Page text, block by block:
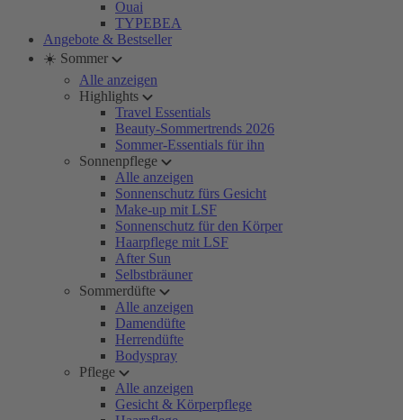
Ouai
TYPEBEA
Angebote & Bestseller
☀️ Sommer
Alle anzeigen
Highlights
Travel Essentials
Beauty-Sommertrends 2026
Sommer-Essentials für ihn
Sonnenpflege
Alle anzeigen
Sonnenschutz fürs Gesicht
Make-up mit LSF
Sonnenschutz für den Körper
Haarpflege mit LSF
After Sun
Selbstbräuner
Sommerdüfte
Alle anzeigen
Damendüfte
Herrendüfte
Bodyspray
Pflege
Alle anzeigen
Gesicht & Körperpflege